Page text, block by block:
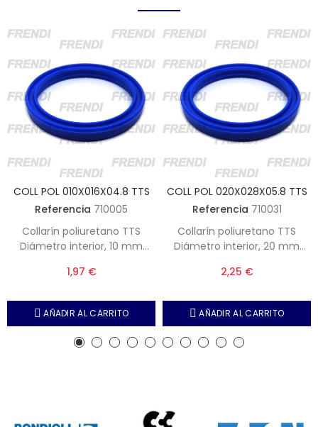
COLL POL 010X016X04.8 TTS
Referencia 710005
Collarín poliuretano TTS
Diámetro interior, 10 mm
Altura, 4.8 mm
1,97 €
AÑADIR AL CARRITO
COLL POL 020X028X05.8 TTS
Referencia 710031
Collarín poliuretano TTS
Diámetro interior, 20 mm
Altura, 5.8 mm
2,25 €
AÑADIR AL CARRITO